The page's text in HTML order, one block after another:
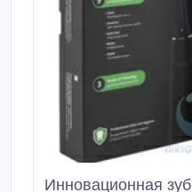
Инновационная